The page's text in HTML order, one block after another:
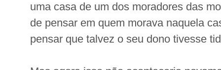
uma casa de um dos moradores das
de pensar em quem morava naquela
pensar que talvez o seu dono tivesse